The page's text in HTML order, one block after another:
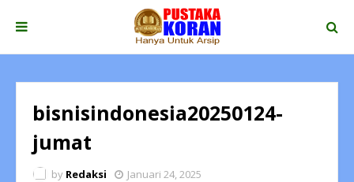
bisnisindonesia20250124-
jumat
by Redaksi Januari 24, 2025